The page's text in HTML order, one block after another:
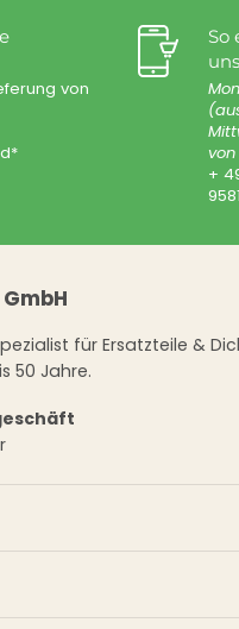
von
So
+
für Ersatzteile &
50 Jahre.